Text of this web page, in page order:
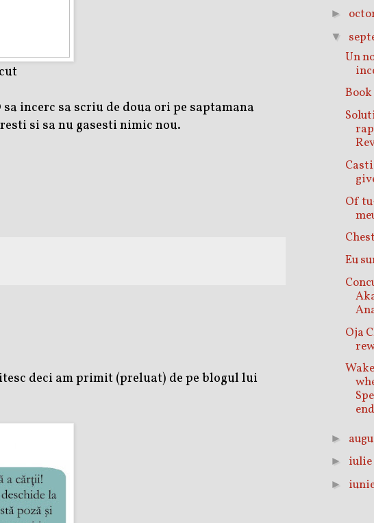
incerc sa scriu de doua ori pe saptamana
si sa nu gasesti nimic nou.
deci am primit (preluat) de pe blogul lui
►
▼
Un
Of
Eu
Oja
►
► iulie
►